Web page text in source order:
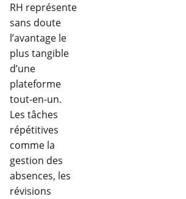
RH représente
sans doute
l’avantage le
plus tangible
d’une
plateforme
tout-en-un.
Les tâches
répétitives
comme la
gestion des
absences, les
révisions